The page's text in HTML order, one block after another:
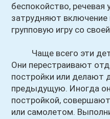
беспокойство, речевая
затрудняют включение
групповую игру со
Чаще всего эти
Они перестраивают
постройки или делают
предыдущую. Иногда
постройкой,
или самолетом.